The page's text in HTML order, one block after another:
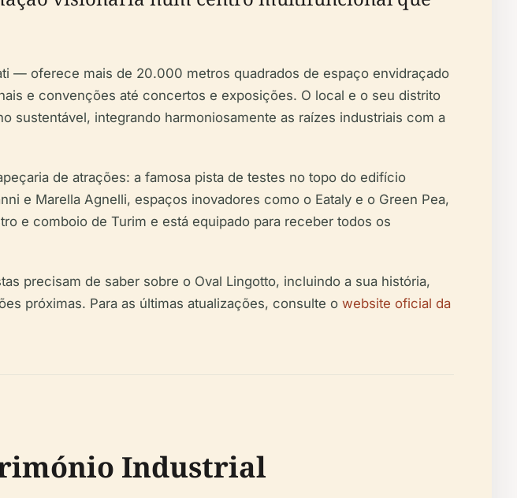
— oferece mais de 20.000 metros quadrados de espaço envidraçado
e convenções até concertos e exposições. O local e o seu distrito
integrando harmoniosamente as raízes industriais com a
de atrações: a famosa pista de testes no topo do edifício
e Marella Agnelli, espaços inovadores como o Eataly e o Green Pea,
e comboio de Turim e está equipado para receber todos os
precisam de saber sobre o Oval Lingotto, incluindo a sua história,
próximas. Para as últimas atualizações, consulte o website oficial da
Industrial